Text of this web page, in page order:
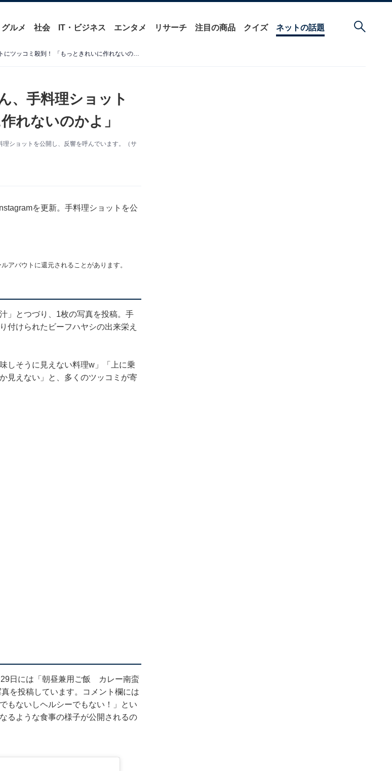
グルメ 社会 IT・ビジネス エンタメ リサーチ 注目の商品 クイズ ネットの話題
「ひじきみたいなの何？」クロちゃん、手料理ショットにツッコミ殺到！ 「もっときれいに作れないのかよ」
、手料理ショット
れないのかよ」
ショットを公開し、反響を呼んでいます。（サ
を更新。手料理ショットを公
アバウトに還元されることがあります。
とつづり、1枚の写真を投稿。手
付けられたビーフハヤシの出来栄え
しそうに見えない料理w」「上に乗
見えない」と、多くのツッコミが寄
日には「朝昼兼用ご飯 カレー南蛮
を投稿しています。コメント欄には
もないしヘルシーでもない！」とい
るような食事の様子が公開されるの